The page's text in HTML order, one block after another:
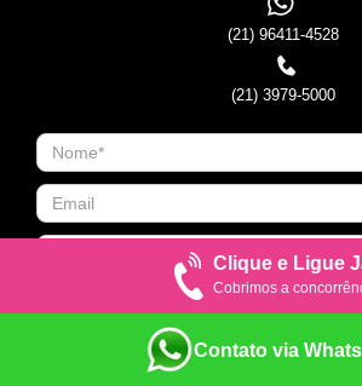
(21) 96411-4528
(21) 3979-5000
Clique e Ligue
Cobrimos a
Contato via